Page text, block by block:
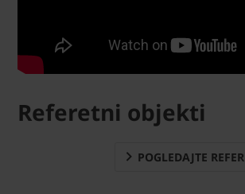
Referetni objekti
POGLEDAJTE